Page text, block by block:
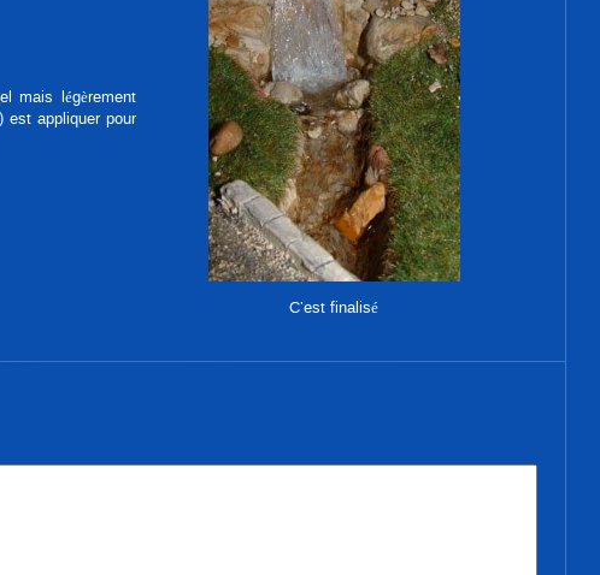
mais légèrement
est appliquer pour
C’est finalisé